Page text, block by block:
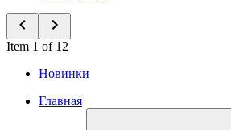
Item 1 of 12
Новинки
Главная